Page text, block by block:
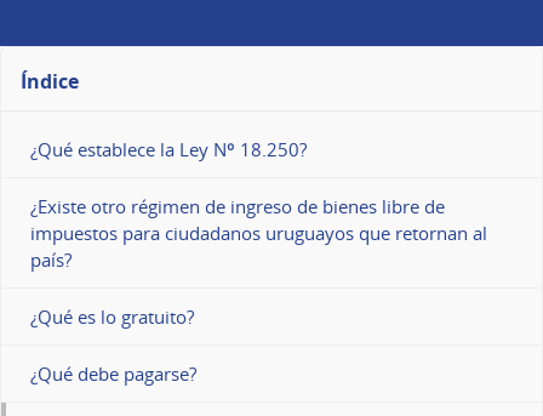
Índice
¿Qué establece la Ley Nº 18.250?
¿Existe otro régimen de ingreso de bienes libre de
impuestos para ciudadanos uruguayos que retornan al
país?
¿Qué es lo gratuito?
¿Qué debe pagarse?